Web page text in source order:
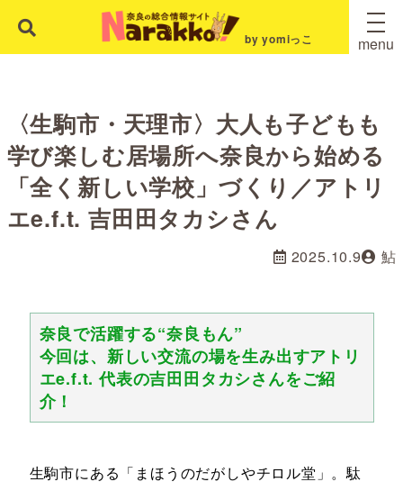
by yomiっこ menu
〈生駒市・天理市〉大人も子どもも
学び楽しむ居場所へ奈良から始める
「全く新しい学校」づくり／アトリ
エe.f.t. 吉田田タカシさん
2025.10.9 鮎
奈良で活躍する“奈良もん”
今回は、新しい交流の場を生み出すアトリ
エe.f.t. 代表の吉田田タカシさんをご紹
介！
生駒市にある「まほうのだがしやチロル堂」。駄